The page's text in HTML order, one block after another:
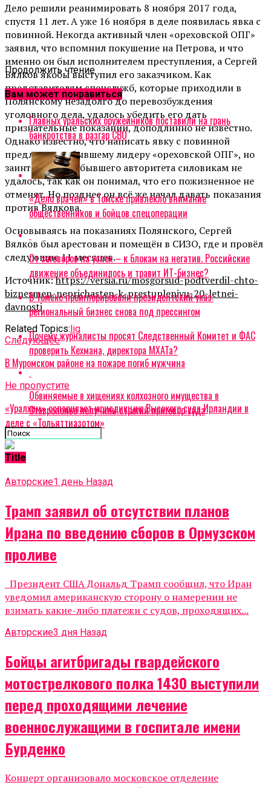
Дело решили реанимировать 8 ноября 2017 года,
спустя 11 лет. А уже 16 ноября в деле появилась явка с
повинной. Некогда активный член «ореховской ОПГ»
заявил, что вспомнил покушение на Петрова, и что
именно он был исполнителем преступления, а Сергей
Вялков якобы выступил его заказчиком. Как
представителям спецслужб, которые приходили в
Полянскому незадолго до перевозбуждения
уголовного дела, удалось убедить его дать
признательные показании, доподлинно не известно.
Однако известно, что написать явку с повинной
предлагали и бывшему лидеру «ореховской ОПГ», но
заинтересовать бывшего авторитета силовикам не
удалось, так как он понимал, что его пожизненное не
отменят. Но позднее он всё же начал давать показания
против Вялкова.
Основываясь на показаниях Полянского, Сергей
Вялков был арестован и помещён в СИЗО, где и провёл
следующие 11 месяцев.
Источник:https://versia.ru/mosgorsud-podtverdil-chto-
biznesmen-neprichasten-k-prestupleniyu-20-letnei-
davnosti
Related Topics:lig
Cледующее
В Муромском районе на пожаре погиб мужчина
Не пропустите
«Уралхим» оспаривает юрисдикцию Высокого суда Ирландии в
деле с «Тольяттиазотом»
Продолжить чтение
Вам может понравиться
Главных уральских оружейников поставили на грань
банкротства в разгар СВО
«Дело врачей» в Томске привлекло внимание
общественников и бойцов спецоперации
От заговоров на успех – к блокам на негатив. Российские
движение объединилось и травит ИТ-бизнес?
В Томске проигнорировали президентский указ:
региональный бизнес снова под прессингом
Почему журналисты просят Следственный Комитет и ФАС
проверить Кехмана, директора МХАТа?
Обвиняемые в хищениях колхозного имущества в
Ставрополье получили строгий приговор суда
Title
Авторские1 день Назад
Трамп заявил об отсутствии планов
Ирана по введению сборов в Ормузском
проливе
Президент США Дональд Трамп сообщил, что Иран
уведомил американскую сторону о намерении не
взимать какие-либо платежи с судов, проходящих...
Авторские3 дня Назад
Бойцы агитбригады гвардейского
мотострелкового полка 1430 выступили
перед проходящими лечение
военнослужащими в госпитале имени
Бурденко
Концерт организовало московское отделение